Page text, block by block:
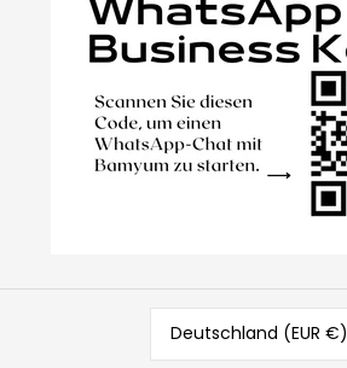
Deutschland (EUR €)